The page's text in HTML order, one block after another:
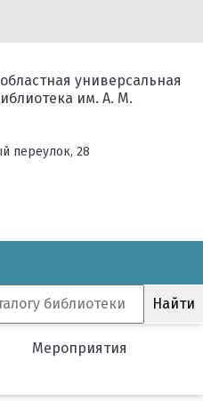
универсальная
им. А. М.
переулок, 28
Мероприятия